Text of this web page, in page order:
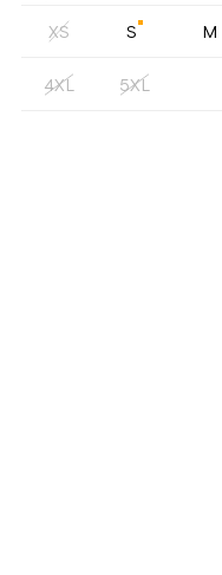
XS S M
4XL 5XL